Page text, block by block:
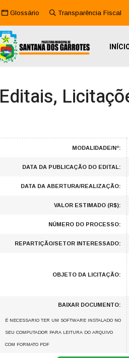
Glossário Transparência Fiscal
Editais,
MODALIDADE/Nº:
DATA DA PUBLICAÇÃO DO EDITAL:
DATA DA ABERTURA/REALIZAÇÃO:
VALOR ESTIMADO (R$):
NÚMERO DO PROCESSO:
REPARTIÇÃO/SETOR INTERESSADO:
OBJETO DA LICITAÇÃO:
BAIXAR DOCUMENTO:
É NECESSARIO TER UM SOFTWARE INSTALADO NO
SEU COMPUTADOR PARA LEITURA DO ARQUIVO
COM FORMATO PDF